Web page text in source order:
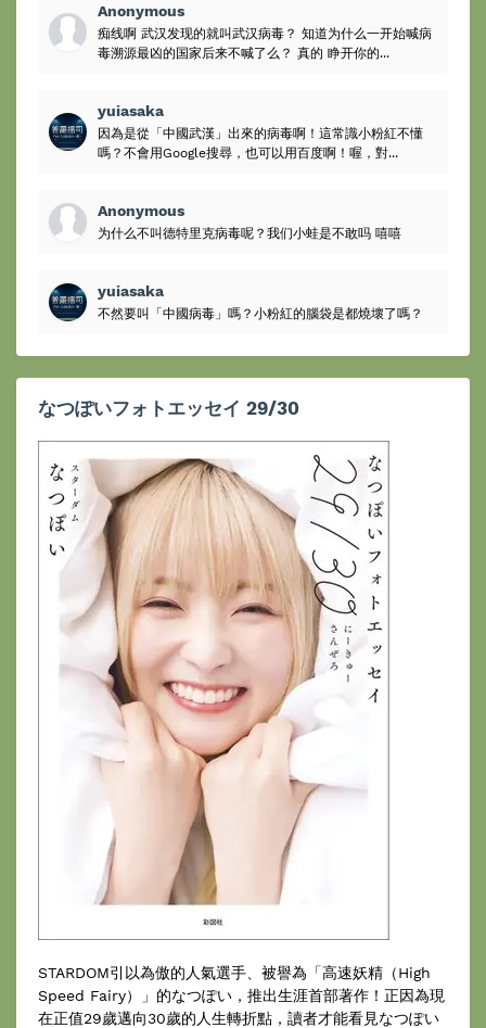
Anonymous
痴线啊 武汉发现的就叫武汉病毒？ 知道为什么一开始喊病
毒溯源最凶的国家后来不喊了么？ 真的 睁开你的...
yuiasaka
因為是從「中國武漢」出來的病毒啊！這常識小粉紅不懂
嗎？不會用Google搜尋，也可以用百度啊！喔，對...
Anonymous
为什么不叫德特里克病毒呢？我们小蛙是不敢吗 嘻嘻
yuiasaka
不然要叫「中國病毒」嗎？小粉紅的腦袋是都燒壞了嗎？
なつぽいフォトエッセイ 29/30
STARDOM引以為傲的人氣選手、被譽為「高速妖精（High
Speed Fairy）」的なつぽい，推出生涯首部著作！正因為現
在正值29歲邁向30歲的人生轉折點，讀者才能看見なつぽい